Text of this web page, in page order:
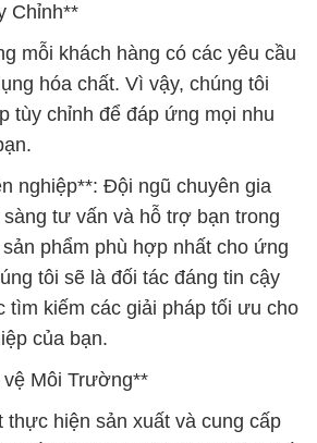
Chỉnh**
mỗi khách hàng có các yêu cầu
hóa chất. Vì vậy, chúng tôi
tùy chỉnh để đáp ứng mọi nhu
nghiệp**: Đội ngũ chuyên gia
tư vấn và hỗ trợ bạn trong
phẩm phù hợp nhất cho ứng
tôi sẽ là đối tác đáng tin cậy
tìm kiếm các giải pháp tối ưu cho
của bạn.
Môi Trường**
thực hiện sản xuất và cung cấp